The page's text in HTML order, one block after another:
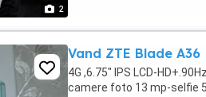
2
Vand ZTE Blade A36
4G ,6.75" IPS LCD-
camere foto 13 mp-selfie